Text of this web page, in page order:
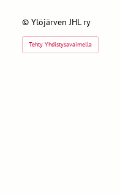
© Ylöjärven JHL ry
Tehty Yhdistysavaimella